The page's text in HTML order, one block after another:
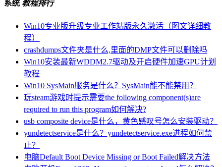
系统 教程排行
Win10专业版升级专业工作站版永久激活（图文详细教
程）
crashdumps文件夹是什么,里面的DMP文件可以删除吗
Win10安装最新WDDM2.7驱动及开启硬件加速GPU计划
教程
Win10 SysMain服务是什么？SysMain能不能禁用？
玩steam游戏时提示需要the following component(s)are
required to run this program如何解决?
usb composite device是什么，黄色感叹号怎么安装驱动？
yundetectservice是什么？yundetectservice.exe进程如何禁
止？
电脑Default Boot Device Missing or Boot Failed解决方法